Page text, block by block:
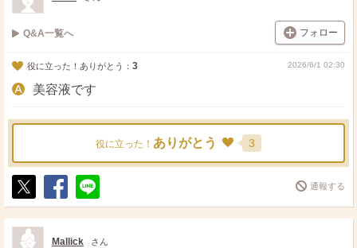
Q&A一覧へ フォロー
役に立った！ありがとう： 3 2026/6/1 02:30
美容液です
役に立った！ ありがとう 3
ポ
ス
ト
シ
ェ
送
る
通報する
Mallick さん